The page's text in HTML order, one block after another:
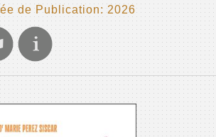
de Publication: 2026